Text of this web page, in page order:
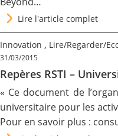
Lire l'article complet
Innovation , Lire/Regarder/
31/03/2015
Repères RSTI –
« Ce document de
universitaire pour les
Pour en savoir plus :